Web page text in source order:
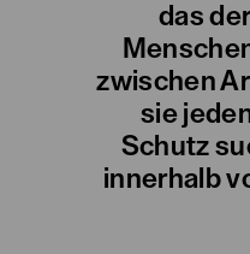
das
zwischen
sie
Schutz
innerhalb